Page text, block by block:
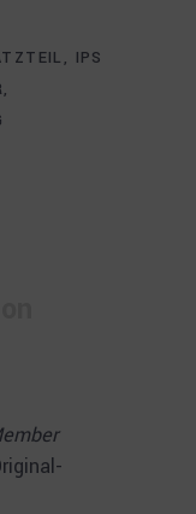
, IPS
,